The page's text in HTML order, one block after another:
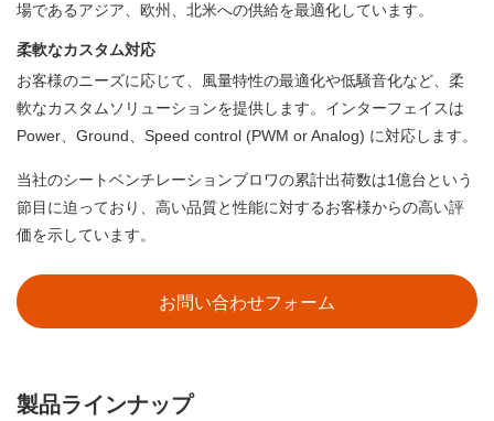
場であるアジア、欧州、北米への供給を最適化しています。
柔軟なカスタム対応
お客様のニーズに応じて、風量特性の最適化や低騒音化など、柔
軟なカスタムソリューションを提供します。インターフェイスは
Power、Ground、Speed control (PWM or Analog) に対応します。
当社のシートベンチレーションブロワの累計出荷数は1億台という
節目に迫っており、高い品質と性能に対するお客様からの高い評
価を示しています。
お問い合わせフォーム
製品ラインナップ